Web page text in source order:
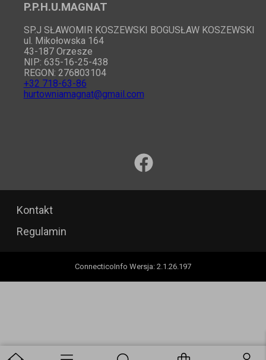
P.P.H.U.MAGNAT
SP.J SŁAWOMIR KOSZEWSKI BOGUSŁAW KOSZEWSKI
ul. Mikołowska 164
43-187 Orzesze
NIP: 635-16-25-438
REGON: 276803104
+32 718-63-86
hurtowniamagnat@gmail.com
Kontakt
Regulamin
ConnecticoInfo Wersja: 2.1.26.197